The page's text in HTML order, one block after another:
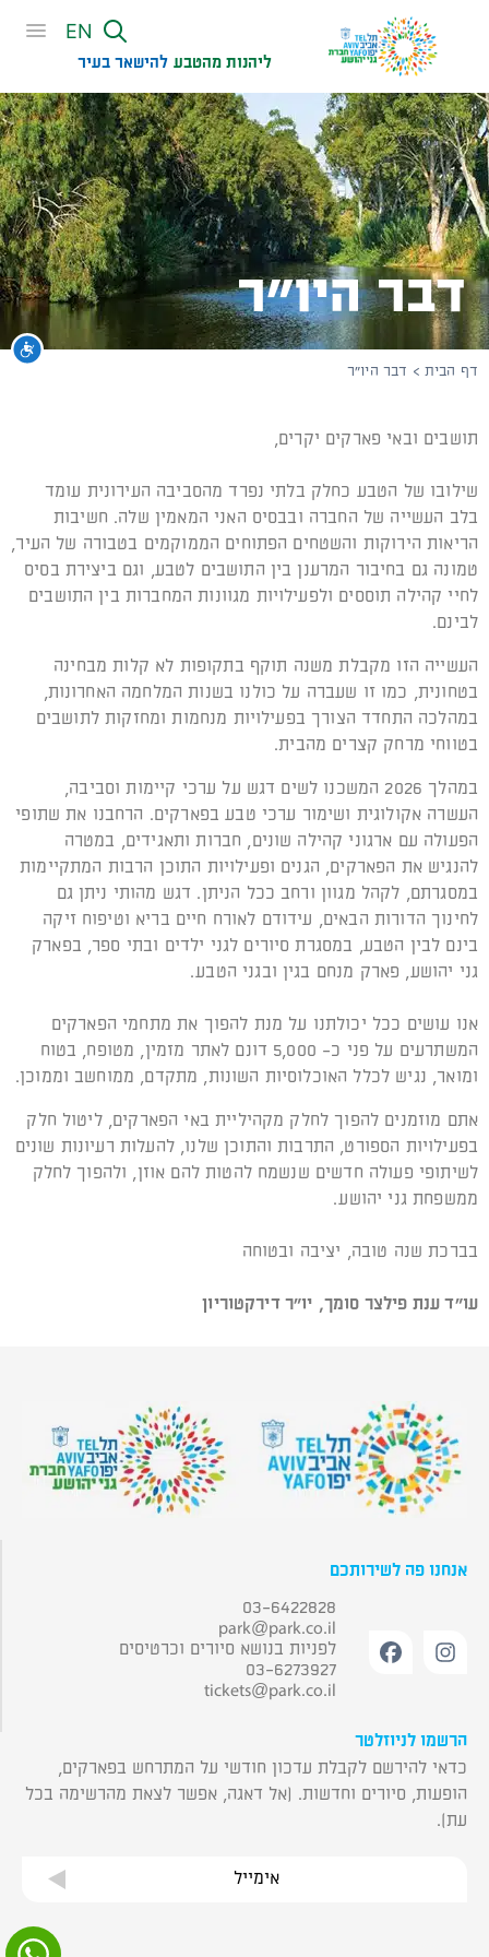
זֶה
מֻפְעֶלֶת
מַעֲרֶכֶת
נָגִישׁ
בִּקְלִיק
הַמְּסַיַּעַת
לִנְגִישׁוּת
הָאֲתָר.
EN
ליהנות מהטבע להישאר בעיר​
דבר היו"ר
דף הבית > דבר היו"ר
תושבים ובאי פארקים יקרים,
שילובו של הטבע כחלק בלתי נפרד מהסביבה העירונית עומד
בלב העשייה של החברה ובבסיס האני המאמין שלה. חשיבות
הריאות הירוקות והשטחים הפתוחים הממוקמים בטבורה של העיר,
טמונה גם בחיבור המרענן בין התושבים לטבע, וגם ביצירת בסיס
לחיי קהילה תוססים ולפעילויות מגוונות המחברות בין התושבים
לבינם.
העשייה הזו מקבלת משנה תוקף בתקופות לא קלות מבחינה
בטחונית, כמו זו שעברה על כולנו בשנות המלחמה האחרונות,
במהלכה התחדד הצורך בפעילויות מנחמות ומחזקות לתושבים
בטווחי מרחק קצרים מהבית.
במהלך 2026 המשכנו לשים דגש על ערכי קיימות וסביבה,
העשרה אקולוגית ושימור ערכי טבע בפארקים. הרחבנו את שתופי
הפעולה עם ארגוני קהילה שונים, חברות ותאגידים, במטרה
להנגיש את הפארקים, הגנים ופעילויות התוכן הרבות המתקיימות
במסגרתם, לקהל מגוון ורחב ככל הניתן. דגש מהותי ניתן גם
לחינוך הדורות הבאים, עידודם לאורח חיים בריא וטיפוח זיקה
בינם לבין הטבע, במסגרת סיורים לגני ילדים ובתי ספר, בפארק
גני יהושע, פארק מנחם בגין ובגני הטבע.
אנו עושים ככל יכולתנו על מנת להפוך את מתחמי הפארקים
המשתרעים על פני כ- 5,000 דונם לאתר מזמין, מטופח, בטוח
ומואר, נגיש לכלל האוכלוסיות השונות, מתקדם, ממוחשב וממוכן.
אתם מוזמנים להפוך לחלק מקהיליית באי הפארקים, ליטול חלק
בפעילויות הספורט, התרבות והתוכן שלנו, להעלות רעיונות שונים
לשיתופי פעולה חדשים שנשמח להטות להם אוזן, ולהפוך לחלק
ממשפחת גני יהושע.
בברכת שנה טובה, יציבה ובטוחה
עו"ד ענת פילצר סומך, יו"ר דירקטוריון
אנחנו פה לשירותכם
03-6422828
park@park.co.il
לפניות בנושא סיורים וכרטיסים
03-6273927
tickets@park.co.il
הרשמו לניוזלטר
כדאי להירשם לקבלת עדכון חודשי על המתרחש בפארקים,
הופעות, סיורים וחדשות. (אל דאגה, אפשר לצאת מהרשימה בכל
עת).
אימייל